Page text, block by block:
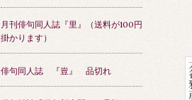
月刊俳句同人誌『里』（送料が100円
掛かります）
俳句同人誌 『豈』 品切れ